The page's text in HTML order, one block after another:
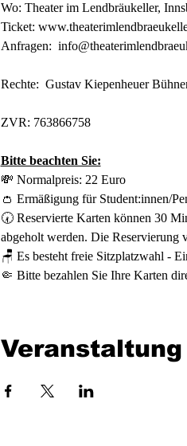
Wo: Theater im Lendbräukeller,
Ticket:
Anfragen:
Rechte:  Gustav Kiepenheuer
ZVR: 763866758
Bitte beachten Sie:
💸 Normalpreis: 22 Euro
👛 Ermäßigung für Student:innen/
🕢 Reservierte Karten können 30
abgeholt werden. Die Reservierung
🪑 Es besteht freie Sitzplatzwahl -
🤏 Bitte bezahlen Sie Ihre Karten